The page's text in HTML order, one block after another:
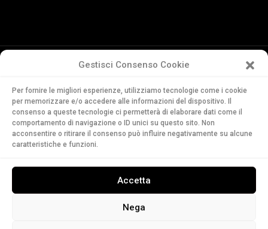
Gestisci Consenso Cookie
Per fornire le migliori esperienze, utilizziamo tecnologie come i cookie
per memorizzare e/o accedere alle informazioni del dispositivo. Il
consenso a queste tecnologie ci permetterà di elaborare dati come il
comportamento di navigazione o ID unici su questo sito. Non
acconsentire o ritirare il consenso può influire negativamente su alcune
caratteristiche e funzioni.
Accetta
Nega
della Svizzera Italiana
Via Soldino 9
CH-6900 Lugano
T. +41 91 960 30 40
GUARDA
LEGGI